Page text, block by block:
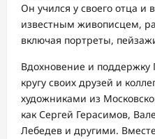
Он учился у своего отца и
известным живописцем,
включая портреты,
Вдохновение и поддержку
кругу своих друзей и
художниками из
как Сергей Герасимов,
Лебедев и другими.